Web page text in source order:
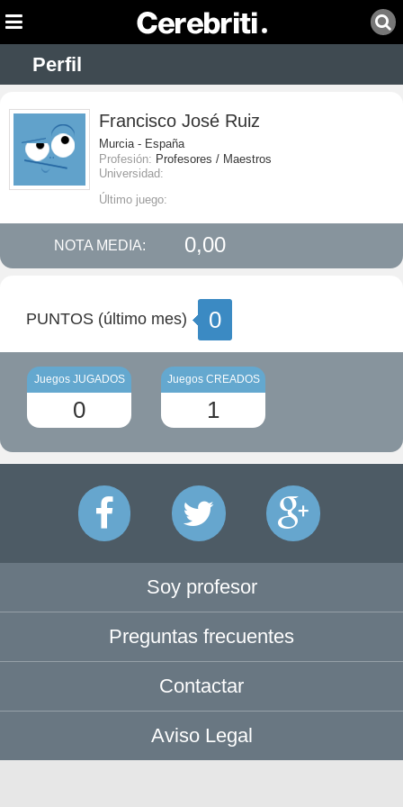
Perfil
Francisco José Ruiz
Murcia - España
Profesión: Profesores / Maestros
Universidad:
Último juego:
NOTA MEDIA: 0,00
PUNTOS (último mes) 0
Juegos JUGADOS
0
Juegos CREADOS
1
Soy profesor
Preguntas frecuentes
Contactar
Aviso Legal